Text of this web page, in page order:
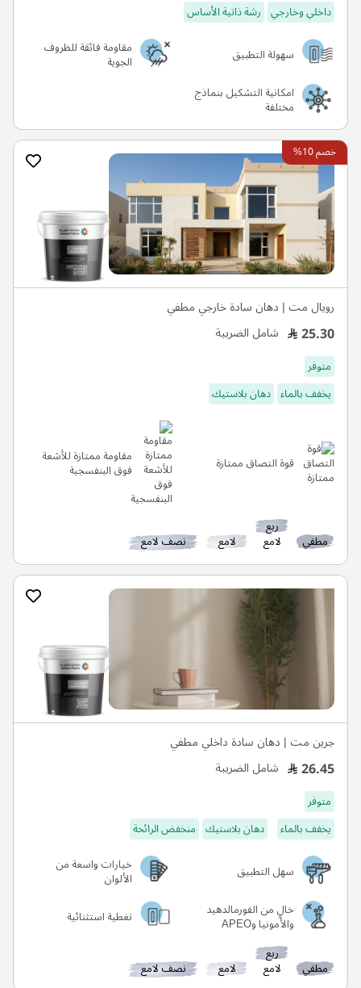
داخلي وخارجي رشة ذاتية الأساس
سهولة التطبيق
مقاومة فائقة للظروف
الجوية
امكانية التشكيل بنماذج
مختلفة
خصم 10%
رويال مت | دهان سادة خارجي مطفي
25.30 شامل الضريبة
متوفر
يخفف بالماء دهان بلاستيك
قوة التصاق ممتازة مقاومة ممتازة للأشعة
فوق البنفسجية
مطفي
ربع
لامع لامع نصف لامع
جرين مت | دهان سادة داخلي مطفي
26.45 شامل الضريبة
متوفر
يخفف بالماء
دهان بلاستيك منخفض الرائحة
سهل التطبيق
خيارات واسعة من
الألوان
خالٍ من الفورمالدهيد
والأمونيا وAPEO تغطية استثنائية
مطفي
ربع
لامع لامع نصف لامع